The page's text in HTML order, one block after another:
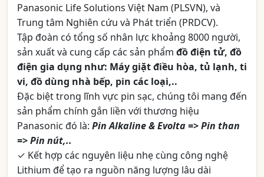
Panasonic Life Solutions Việt Nam (PLSVN), và
Trung tâm Nghiên cứu và Phát triển (PRDCV).
Tập đoàn có tổng số nhân lực khoảng 8000 người,
sản xuất và cung cấp các sản phẩm đồ điện tử, đồ
điện gia dụng như: Máy giặt điều hòa, tủ lạnh, ti
vi, đồ dùng nhà bếp, pin các loại,..
Đặc biệt trong lĩnh vực pin sạc, chúng tôi mang đến
sản phẩm chính gắn liền với thương hiệu
Panasonic đó là: Pin Alkaline & Evolta => Pin than
=> Pin nút,..
✓ Kết hợp các nguyên liệu nhẹ cùng công nghệ
Lithium để tạo ra nguồn năng lượng lâu dài